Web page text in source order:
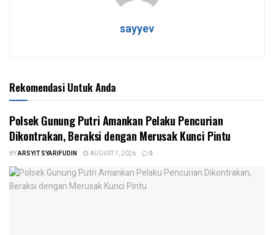
sayyev
Rekomendasi Untuk Anda
Polsek Gunung Putri Amankan Pelaku Pencurian
Dikontrakan, Beraksi dengan Merusak Kunci Pintu
BYARSYIT SYARIFUDIN AUGUST 7, 2026 0